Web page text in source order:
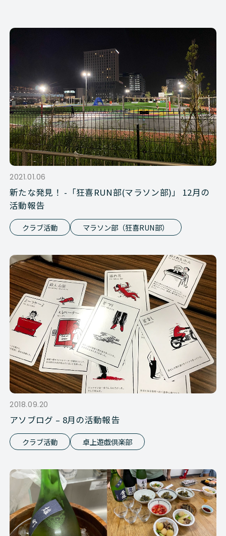
2021.01.06
新たな発見！ -「狂喜RUN部(マラソン部)」 12月の
活動報告
クラブ活動 マラソン部（狂喜RUN部）
2018.09.20
アソブログ – 8月の活動報告
クラブ活動 卓上遊戯倶楽部